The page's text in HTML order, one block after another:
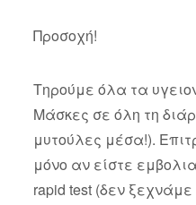
Προσοχή!
Τηρούμε όλα τα
Mάσκες σε όλη τη
μυτούλες μέσα!).
μόνο αν είστε
rapid test (δεν